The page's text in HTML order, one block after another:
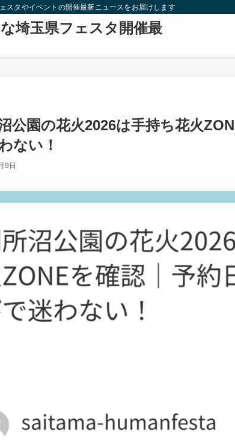
スタやイベントの開催最新ニュースをお届けします
埼玉県フェスタ開催最
公園の花火2026は手持ち花火
ない！
9日